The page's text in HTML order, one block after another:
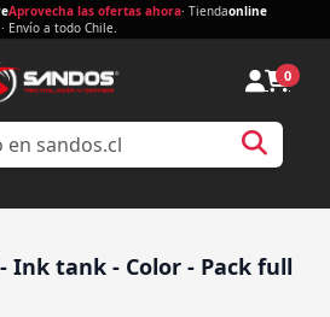
Aprovecha las ofertas ahora· Tiendaonline
· Envío a todo Chile.
0
- Ink tank - Color - Pack full